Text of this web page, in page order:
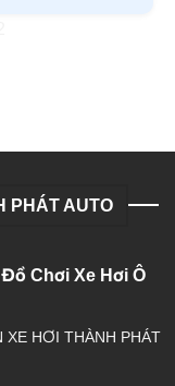
PHÁT AUTO
Chơi Xe Hơi Ô
XE HƠI THÀNH PHÁT